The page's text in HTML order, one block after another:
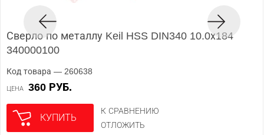
Сверло по металлу Keil HSS DIN340 10.0х184
340000100
Код товара — 260638
ЦЕНА 360 РУБ.
КУПИТЬ
К СРАВНЕНИЮ
ОТЛОЖИТЬ